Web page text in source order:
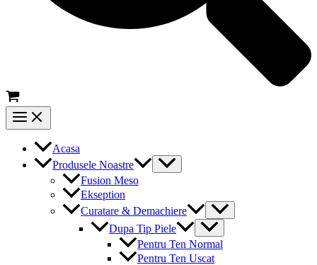
Main
Menu
Acasa
Produsele Noastre
Menu
Toggle
Fusion Meso
Ekseption
Curatare & Demachiere
Menu
Toggle
Dupa Tip Piele
Menu
Toggle
Pentru Ten Normal
Pentru Ten Uscat